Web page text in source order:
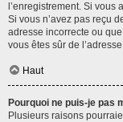
l’enregistrement. Si
Si vous n’avez pas reçu
adresse incorrecte ou
vous êtes sûr de
Haut
Pourquoi ne puis-je pas
Plusieurs raisons